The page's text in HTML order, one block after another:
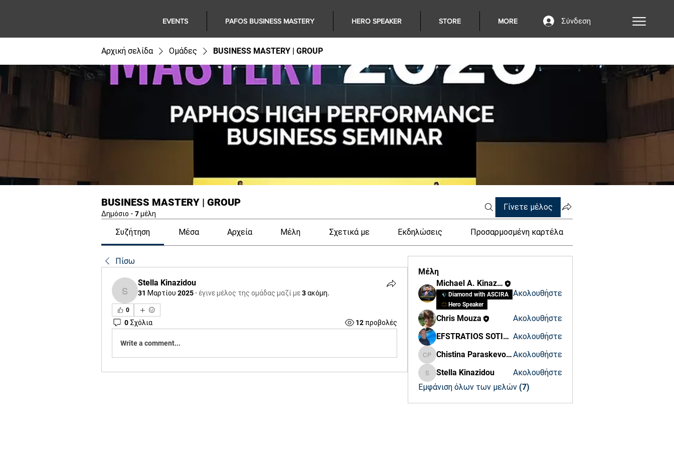
EVENTS PAFOS BUSINESS MASTERY HERO SPEAKER STORE MORE Σύνδεση
Αρχική σελίδα Ομάδες BUSINESS MASTERY | GROUP
BUSINESS MASTERY | GROUP
Δημόσιο · 7 μέλη
Γίνετε μέλος
Συζήτηση Μέσα Αρχεία Μέλη Σχετικά με Εκδηλώσεις Προσαρμοσμένη καρτέλα
Πίσω
Stella Kinazidou
Stella Kinazidou
31 Μαρτίου 2025 · έγινε μέλος της ομάδας μαζί με3 ακόμη.
0
0 Σχόλια 12 προβολές
Write a comment...
Μέλη
Michael A. Kinazides
Diamond with ASCIRA
Hero Speaker
Ακολουθήστε
Chris Mouza
Ακολουθήστε
EFSTRATIOS SOTIRIADIS Ακολουθήστε
Chistina Paraskevopoulou
Chistina ParaskevopoulouΑκολουθήστε
Stella Kinazidou
Stella Kinazidou
Ακολουθήστε
Εμφάνιση όλων των μελών (7)